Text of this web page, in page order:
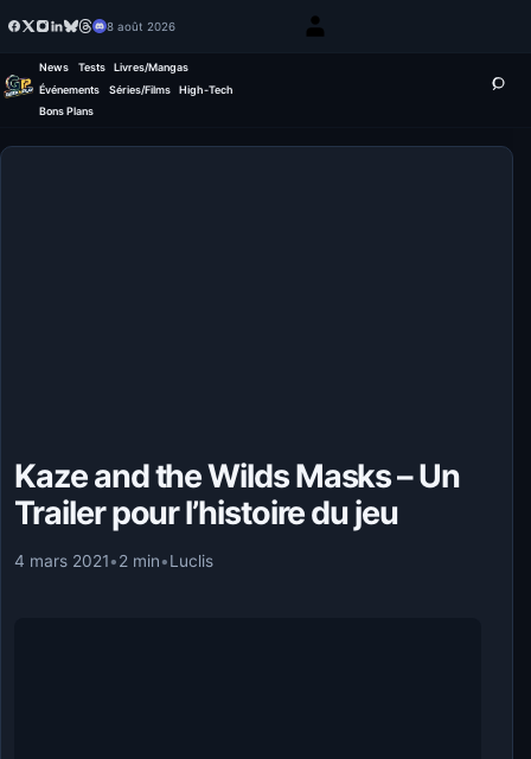
8 août 2026
News Tests
Livres/Mangas
Événements
Séries/Films
High-Tech
Bons Plans
Kaze and the Wilds Masks – Un
Trailer pour l’histoire du jeu
4 mars 2021•2 min•Luclis